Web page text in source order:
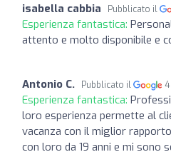
isabella cabbia Pubblicato il
Esperienza fantastica:
attento e molto disponibile e
Antonio C. Pubblicato il
Esperienza fantastica:
loro esperienza permette al
vacanza con il miglior
con loro da 19 anni e mi sono